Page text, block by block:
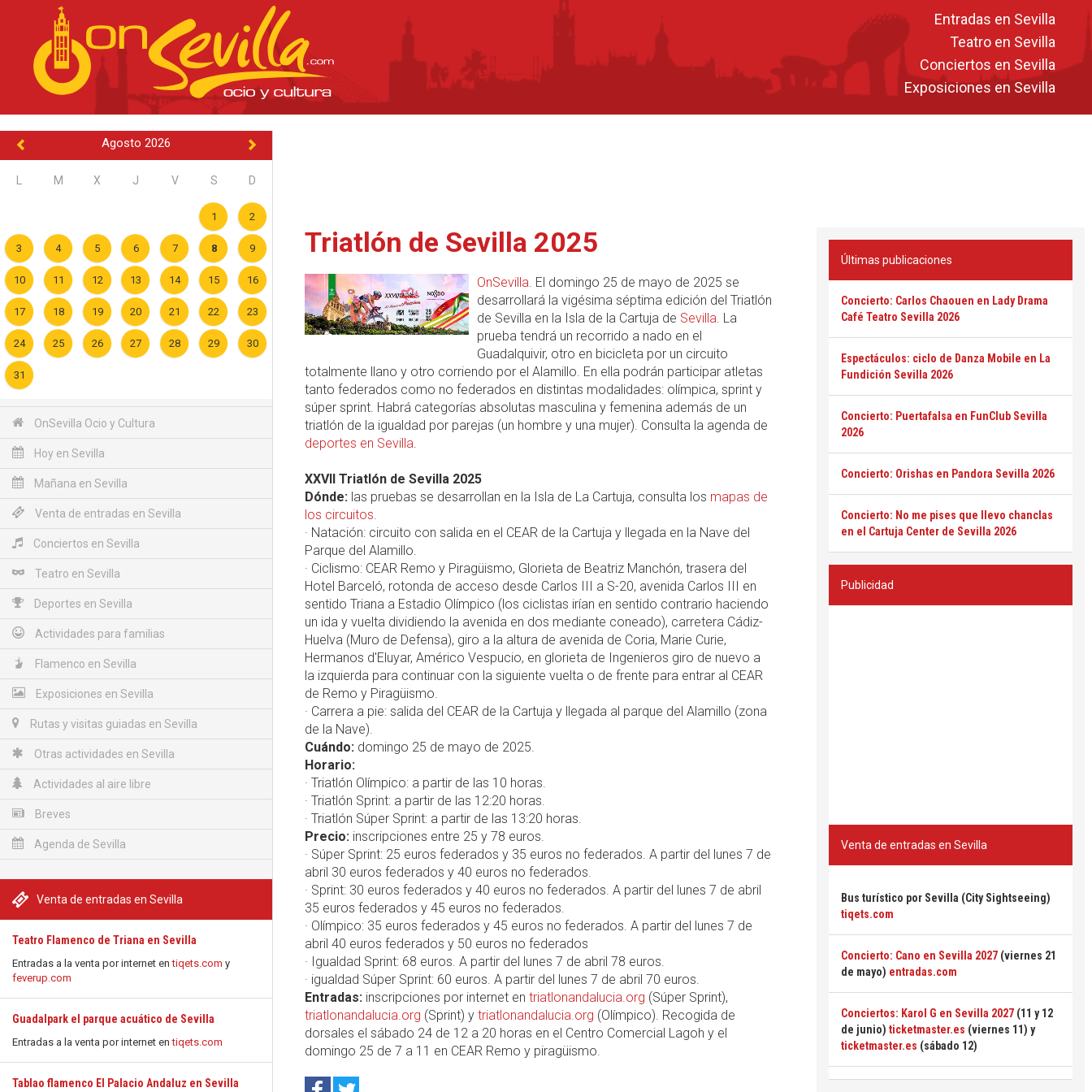
Entradas en Sevilla
Teatro en Sevilla
Conciertos en Sevilla
Exposiciones en Sevilla
Agosto 2026
M X J V S D
1 2
3 4 5 6 7 8 9
10 11 12 13 14 15 16
17 18 19 20 21 22 23
24 25 26 27 28 29 30
31
OnSevilla Ocio y Cultura
Hoy en Sevilla
Mañana en Sevilla
Venta de entradas en Sevilla
Conciertos en Sevilla
Teatro en Sevilla
Deportes en Sevilla
Actividades para familias
Flamenco en Sevilla
Exposiciones en Sevilla
Rutas y visitas guiadas en Sevilla
Otras actividades en Sevilla
Actividades al aire libre
Breves
Agenda de Sevilla
Venta de entradas en Sevilla
Teatro Flamenco de Triana en Sevilla
Entradas a la venta por internet entiqets.com y
feverup.com
Guadalpark el parque acuático de Sevilla
Entradas a la venta por internet entiqets.com
Tablao flamenco El Palacio Andaluz en Sevilla
Triatlón de Sevilla 2025
OnSevilla. El domingo 25 de mayo de 2025 se
desarrollará la vigésima séptima edición del Triatlón
de Sevilla en la Isla de la Cartuja de Sevilla. La
prueba tendrá un recorrido a nado en el
Guadalquivir, otro en bicicleta por un circuito
totalmente llano y otro corriendo por el Alamillo. En ella podrán participar atletas
tanto federados como no federados en distintas modalidades: olímpica, sprint y
súper sprint. Habrá categorías absolutas masculina y femenina además de un
triatlón de la igualdad por parejas (un hombre y una mujer). Consulta la agenda de
deportes en Sevilla.
XXVII Triatlón de Sevilla 2025
Dónde: las pruebas se desarrollan en la Isla de La Cartuja, consulta los mapas de
los circuitos.
· Natación: circuito con salida en el CEAR de la Cartuja y llegada en la Nave del
Parque del Alamillo.
· Ciclismo: CEAR Remo y Piragüismo, Glorieta de Beatriz Manchón, trasera del
Hotel Barceló, rotonda de acceso desde Carlos III a S-20, avenida Carlos III en
sentido Triana a Estadio Olímpico (los ciclistas irían en sentido contrario haciendo
un ida y vuelta dividiendo la avenida en dos mediante coneado), carretera Cádiz-
Huelva (Muro de Defensa), giro a la altura de avenida de Coria, Marie Curie,
Hermanos d'Eluyar, Américo Vespucio, en glorieta de Ingenieros giro de nuevo a
la izquierda para continuar con la siguiente vuelta o de frente para entrar al CEAR
de Remo y Piragüismo.
· Carrera a pie: salida del CEAR de la Cartuja y llegada al parque del Alamillo (zona
de la Nave).
Cuándo: domingo 25 de mayo de 2025.
Horario:
· Triatlón Olímpico: a partir de las 10 horas.
· Triatlón Sprint: a partir de las 12:20 horas.
· Triatlón Súper Sprint: a partir de las 13:20 horas.
Precio: inscripciones entre 25 y 78 euros.
· Súper Sprint: 25 euros federados y 35 euros no federados. A partir del lunes 7 de
abril 30 euros federados y 40 euros no federados.
· Sprint: 30 euros federados y 40 euros no federados. A partir del lunes 7 de abril
35 euros federados y 45 euros no federados.
· Olímpico: 35 euros federados y 45 euros no federados. A partir del lunes 7 de
abril 40 euros federados y 50 euros no federados
· Igualdad Sprint: 68 euros. A partir del lunes 7 de abril 78 euros.
· igualdad Súper Sprint: 60 euros. A partir del lunes 7 de abril 70 euros.
Entradas: inscripciones por internet en triatlonandalucia.org (Súper Sprint),
triatlonandalucia.org (Sprint) y triatlonandalucia.org (Olímpico). Recogida de
dorsales el sábado 24 de 12 a 20 horas en el Centro Comercial Lagoh y el
domingo 25 de 7 a 11 en CEAR Remo y piragüismo.
Últimas publicaciones
Concierto: Carlos Chaouen en Lady Drama
Café Teatro Sevilla 2026
Espectáculos: ciclo de Danza Mobile en La
Fundición Sevilla 2026
Concierto: Puertafalsa en FunClub Sevilla
2026
Concierto: Orishas en Pandora Sevilla 2026
Concierto: No me pises que llevo chanclas
en el Cartuja Center de Sevilla 2026
Publicidad
Venta de entradas en Sevilla
Bus turístico por Sevilla (City Sightseeing)
tiqets.com
Concierto: Cano en Sevilla 2027 (viernes 21
de mayo) entradas.com
Conciertos: Karol G en Sevilla 2027 (11 y 12
de junio) ticketmaster.es (viernes 11) y
ticketmaster.es (sábado 12)